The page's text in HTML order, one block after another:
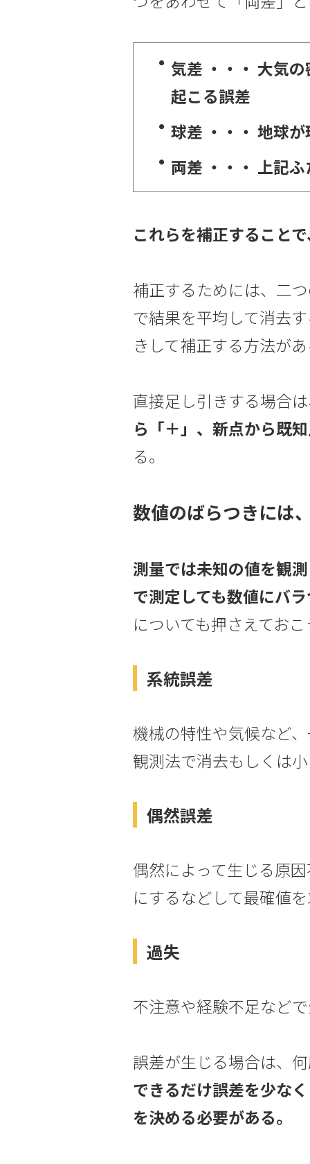
気差 ・・・ 大気
起こる誤差
球差 ・・・ 地球
両差 ・・・ 上記
これらを補正すること
補正するためには、二
で結果を平均して消去
きして補正する方法が
直接足し引きする場合
ら「＋」、新点から既
る。
数値のばらつきには
測量では未知の値を観
で測定しても数値にバ
についても押さえてお
系統誤差
機械の特性や気候など
観測法で消去もしくは
偶然誤差
偶然によって生じる原
にするなどして最確値
過失
不注意や経験不足など
誤差が生じる場合は、
できるだけ誤差を少な
を決める必要がある。